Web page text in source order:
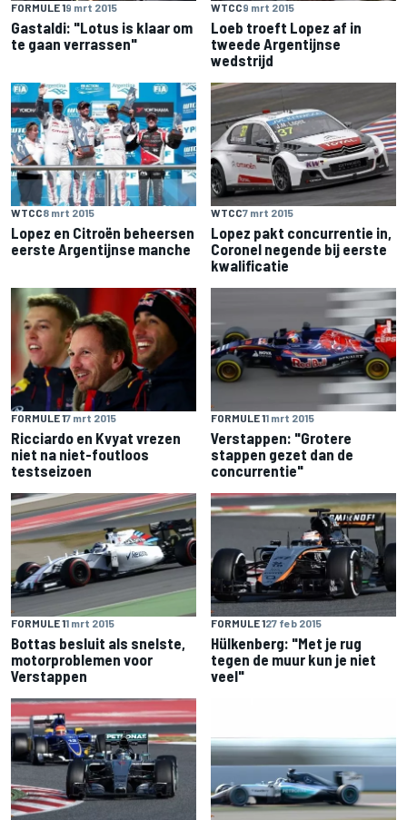
FORMULE 19 mrt 2015
Gastaldi: "Lotus is klaar om
te gaan verrassen"
WTCC9 mrt 2015
Loeb troeft Lopez af in
tweede Argentijnse
wedstrijd
WTCC8 mrt 2015
Lopez en Citroën beheersen
eerste Argentijnse manche
WTCC7 mrt 2015
Lopez pakt concurrentie in,
Coronel negende bij eerste
kwalificatie
FORMULE 17 mrt 2015
Ricciardo en Kvyat vrezen
niet na niet-foutloos
testseizoen
FORMULE 11 mrt 2015
Verstappen: "Grotere
stappen gezet dan de
concurrentie"
FORMULE 11 mrt 2015
Bottas besluit als snelste,
motorproblemen voor
Verstappen
FORMULE 127 feb 2015
Hülkenberg: "Met je rug
tegen de muur kun je niet
veel"